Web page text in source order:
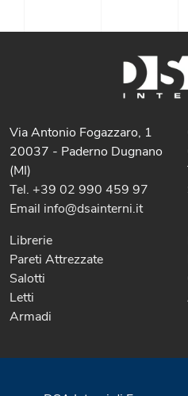
Via Antonio Fogazzaro, 1
20037 - Paderno Dugnano
(MI)
Tel. +39 02 990 459 97
Email info@dsainterni.it
Librerie
Pareti Attrezzate
Salotti
Letti
Armadi